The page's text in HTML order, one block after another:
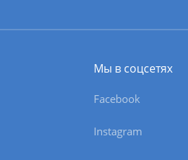
Мы в соцсетях
Facebook
Instagram